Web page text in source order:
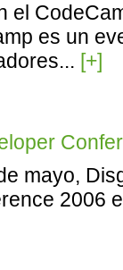
el
es un
[+]
mayo,
2006